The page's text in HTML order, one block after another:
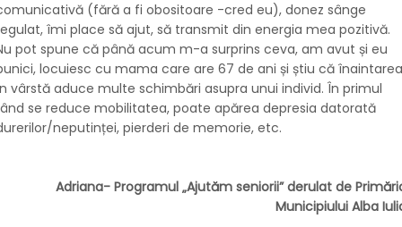
(fără a fi obositoare -cred eu), donez sânge
îmi place să ajut, să transmit din energia mea pozitivă.
pot spune că până acum m-a surprins ceva, am avut și eu
locuiesc cu mama care are 67 de ani și știu că înaintarea
vârstă aduce multe schimbări asupra unui individ. În primul
se reduce mobilitatea, poate apărea depresia datorată
neputinței, pierderi de memorie, etc.
Adriana- Programul „Ajutăm seniorii” derulat de
Municipiului Alba